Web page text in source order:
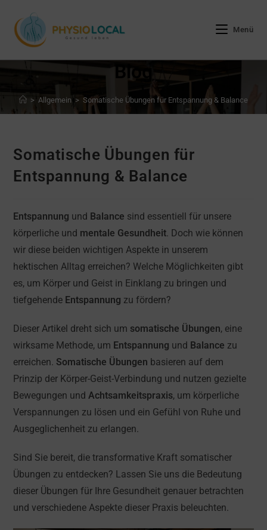
Inhalt
springen
Menü
Blog
> Allgemein > Somatische Übungen für Entspannung & Balance
Somatische Übungen für
Entspannung & Balance
Entspannung und Balance sind essentiell für unsere
körperliche und mentale Gesundheit. Doch wie können
wir diese beiden wichtigen Aspekte in unserem
hektischen Alltag erreichen? Welche Möglichkeiten gibt
es, um Körper und Geist in Einklang zu bringen und
tiefgehende Entspannung zu fördern?
Dieser Artikel dreht sich um somatische Übungen, eine
wirksame Methode, um Entspannung und Balance zu
erreichen. Somatische Übungen basieren auf dem
Prinzip der Körper-Geist-Verbindung und nutzen gezielte
Bewegungen undAchtsamkeitspraxis, um körperliche
Verspannungen zu lösen und ein Gefühl von Ruhe und
Ausgeglichenheit zu erlangen.
Sind Sie bereit, die transformative Kraft somatischer
Übungen zu entdecken? Lassen Sie uns die Bedeutung
dieser Übungen für Ihre Gesundheit genauer betrachten
und verschiedene Aspekte dieser Praxis beleuchten.